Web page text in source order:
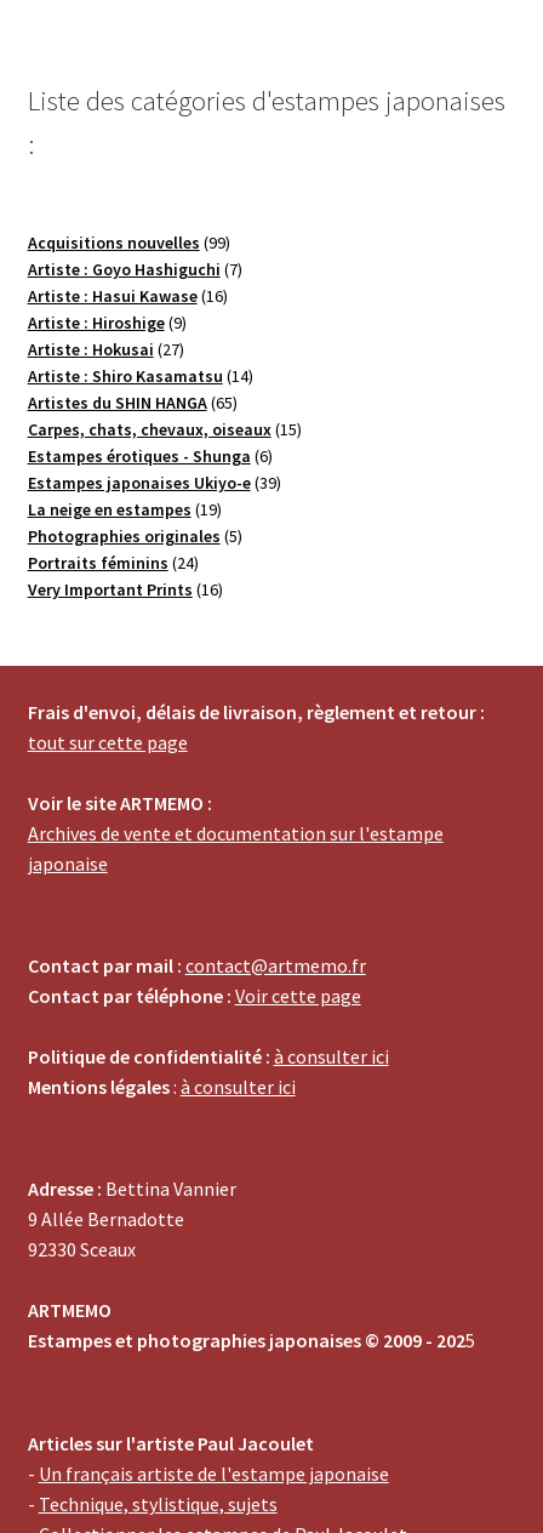
Liste des catégories d'estampes japonaises
:
Acquisitions nouvelles 9999
produits
Artiste : Goyo Hashiguchi 77
Artiste : Hasui Kawase 1616
Artiste : Hiroshige 99
produits
Artiste : Hokusai 2727
produits
Artiste : Shiro Kasamatsu 1414
Artistes du SHIN HANGA 6565
produits
Carpes, chats, chevaux, oiseaux 1515
Estampes érotiques - Shunga 66
produits
Estampes japonaises Ukiyo-e 3939
La neige en estampes 1919
produits
Photographies originales 55
Portraits féminins 2424
produits
Very Important Prints 1616
Frais d'envoi, délais de livraison, règlement et retour :
tout sur cette page
Voir le site ARTMEMO :
Archives de vente et documentation sur l'estampe
japonaise
Contact par mail : contact@artmemo.fr
Contact par téléphone : Voir cette page
Politique de confidentialité : à consulter ici
Mentions légales: à consulter ici
Adresse : Bettina Vannier
9 Allée Bernadotte
92330 Sceaux
ARTMEMO
Estampes et photographies japonaises © 2009 - 2025
Articles sur l'artiste Paul Jacoulet
- Un français artiste de l'estampe japonaise
- Technique, stylistique, sujets